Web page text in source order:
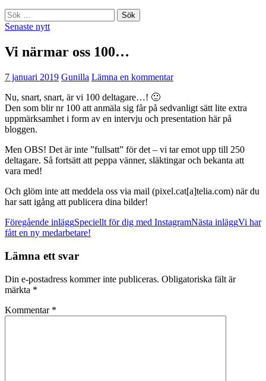
Sök
efter:
Senaste nytt
Vi närmar oss 100…
7 januari 2019 Gunilla Lämna en kommentar
Nu, snart, snart, är vi 100 deltagare…! 🙂
Den som blir nr 100 att anmäla sig får på sedvanligt sätt lite extra
uppmärksamhet i form av en intervju och presentation här på
bloggen.
Men OBS! Det är inte ”fullsatt” för det – vi tar emot upp till 250
deltagare. Så fortsätt att peppa vänner, släktingar och bekanta att
vara med!
Och glöm inte att meddela oss via mail (pixel.cat[a]telia.com) när du
har satt igång att publicera dina bilder!
Inläggsnavigering
Föregående inläggSpeciellt för dig med InstagramNästa inläggVi har
fått en ny medarbetare!
Lämna ett svar
Din e-postadress kommer inte publiceras. Obligatoriska fält är
märkta *
Kommentar *